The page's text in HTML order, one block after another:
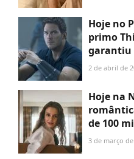
Hoje no
primo
garantiu
filme de
2 de abril de
Hoje na
de 100
milésimo
3 de março